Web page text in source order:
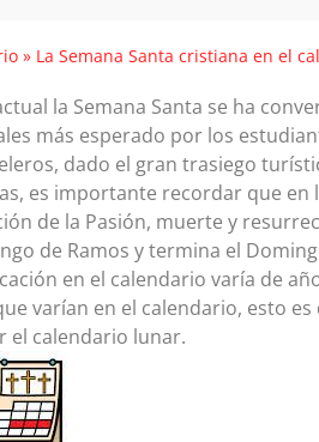
» La Semana Santa cristiana en el
la Semana Santa se ha
más esperado por los
dado el gran trasiego
es importante recordar que en
de la Pasión, muerte y
de Ramos y termina el
en el calendario varía de
varían en el calendario, esto es
el calendario lunar.